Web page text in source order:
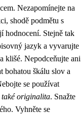
Nezapomínejte na
shodě podmětu s
hodnocení. Stejně tak
jazyk a vyvarujte
klišé. Nepodceňujte ani
bohatou škálu slov a
se používat
také originalita. Snažte
Vyhněte se